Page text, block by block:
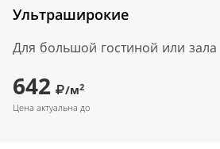
Ультраширокие
Для большой гостиной или зала
642 /м2
Цена актуальна до